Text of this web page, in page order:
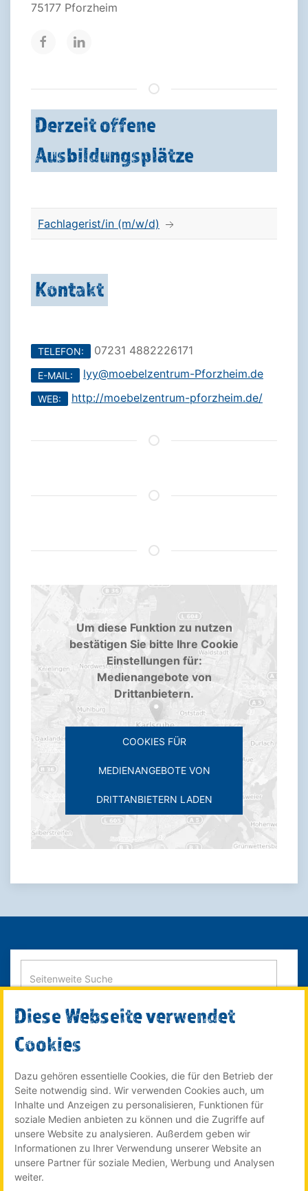
75177 Pforzheim
Derzeit offene
Ausbildungsplätze
Fachlagerist/in (m/w/d)
Kontakt
TELEFON: 07231 4882226171
E-MAIL: lyy@moebelzentrum-Pforzheim.de
WEB: http://moebelzentrum-pforzheim.de/
Um diese Funktion zu nutzen
bestätigen Sie bitte Ihre Cookie
Einstellungen für:
Medienangebote von
Drittanbietern.
COOKIES FÜR
MEDIENANGEBOTE VON
DRITTANBIETERN LADEN
SUCHE STARTEN
© 2022 Röser MEDIA GmbH & Co. KG - ein Unternehmen im
Röser Medienhaus
Der Stellenmarkt für Auszubildende online auf:
Diese Webseite verwendet
Cookies
Dazu gehören essentielle Cookies, die für den Betrieb der
Seite notwendig sind. Wir verwenden Cookies auch, um
Inhalte und Anzeigen zu personalisieren, Funktionen für
soziale Medien anbieten zu können und die Zugriffe auf
unsere Website zu analysieren. Außerdem geben wir
Informationen zu Ihrer Verwendung unserer Website an
unsere Partner für soziale Medien, Werbung und Analysen
weiter.